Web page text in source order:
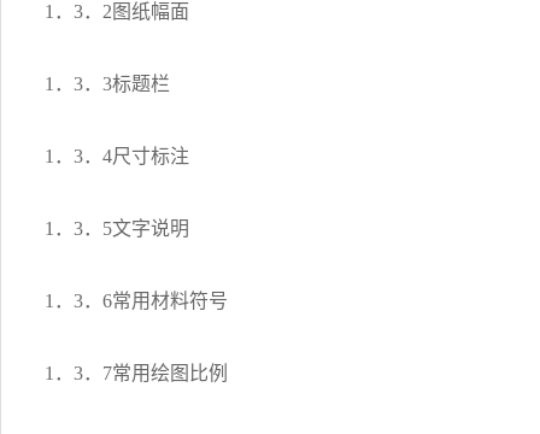
1．3．2图纸幅面
1．3．3标题栏
1．3．4尺寸标注
1．3．5文字说明
1．3．6常用材料符号
1．3．7常用绘图比例